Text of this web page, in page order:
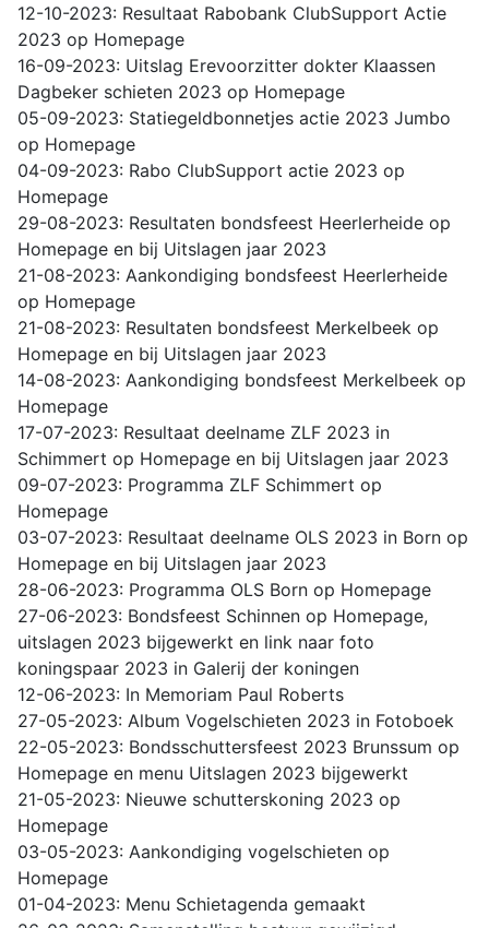
12-10-2023: Resultaat Rabobank ClubSupport Actie
2023 op Homepage
16-09-2023: Uitslag Erevoorzitter dokter Klaassen
Dagbeker schieten 2023 op Homepage
05-09-2023: Statiegeldbonnetjes actie 2023 Jumbo
op Homepage
04-09-2023: Rabo ClubSupport actie 2023 op
Homepage
29-08-2023: Resultaten bondsfeest Heerlerheide op
Homepage en bij Uitslagen jaar 2023
21-08-2023: Aankondiging bondsfeest Heerlerheide
op Homepage
21-08-2023: Resultaten bondsfeest Merkelbeek op
Homepage en bij Uitslagen jaar 2023
14-08-2023: Aankondiging bondsfeest Merkelbeek op
Homepage
17-07-2023: Resultaat deelname ZLF 2023 in
Schimmert op Homepage en bij Uitslagen jaar 2023
09-07-2023: Programma ZLF Schimmert op
Homepage
03-07-2023: Resultaat deelname OLS 2023 in Born op
Homepage en bij Uitslagen jaar 2023
28-06-2023: Programma OLS Born op Homepage
27-06-2023: Bondsfeest Schinnen op Homepage,
uitslagen 2023 bijgewerkt en link naar foto
koningspaar 2023 in Galerij der koningen
12-06-2023: In Memoriam Paul Roberts
27-05-2023: Album Vogelschieten 2023 in Fotoboek
22-05-2023: Bondsschuttersfeest 2023 Brunssum op
Homepage en menu Uitslagen 2023 bijgewerkt
21-05-2023: Nieuwe schutterskoning 2023 op
Homepage
03-05-2023: Aankondiging vogelschieten op
Homepage
01-04-2023: Menu Schietagenda gemaakt